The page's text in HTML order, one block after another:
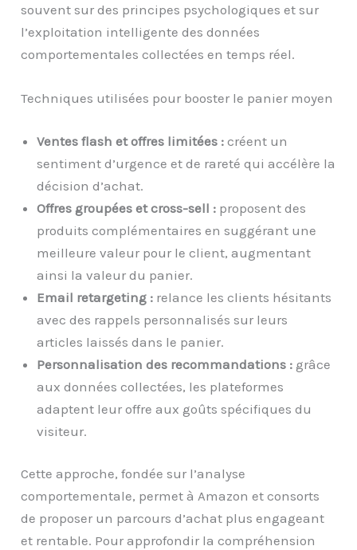
souvent sur des principes psychologiques et sur
l’exploitation intelligente des données
comportementales collectées en temps réel.
Techniques utilisées pour booster le panier moyen
Ventes flash et offres limitées : créent un
sentiment d’urgence et de rareté qui accélère la
décision d’achat.
Offres groupées et cross-sell : proposent des
produits complémentaires en suggérant une
meilleure valeur pour le client, augmentant
ainsi la valeur du panier.
Email retargeting : relance les clients hésitants
avec des rappels personnalisés sur leurs
articles laissés dans le panier.
Personnalisation des recommandations : grâce
aux données collectées, les plateformes
adaptent leur offre aux goûts spécifiques du
visiteur.
Cette approche, fondée sur l’analyse
comportementale, permet à Amazon et consorts
de proposer un parcours d’achat plus engageant
et rentable. Pour approfondir la compréhension